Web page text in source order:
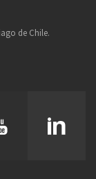
de Chile.